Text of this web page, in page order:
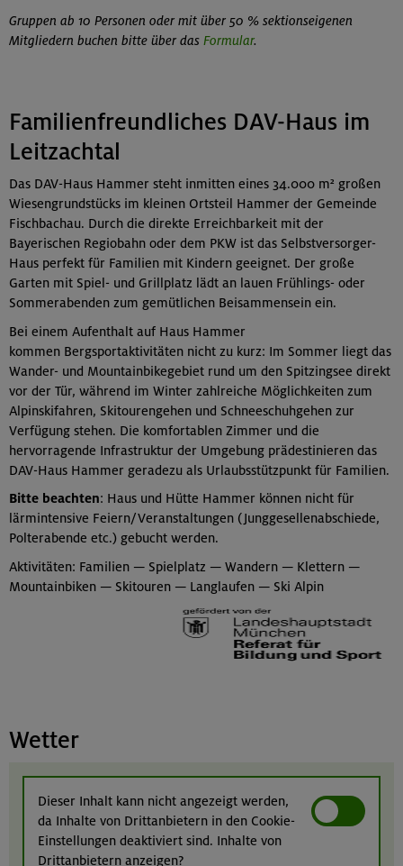
Gruppen ab 10 Personen oder mit über 50 % sektionseigenen
Mitgliedern buchen bitte über das Formular.
Familienfreundliches DAV-Haus im
Leitzachtal
Das DAV-Haus Hammer steht inmitten eines 34.000 m² großen
Wiesengrundstücks im kleinen Ortsteil Hammer der Gemeinde
Fischbachau. Durch die direkte Erreichbarkeit mit der
Bayerischen Regiobahn oder dem PKW ist das Selbstversorger-
Haus perfekt für Familien mit Kindern geeignet. Der große
Garten mit Spiel- und Grillplatz lädt an lauen Frühlings- oder
Sommerabenden zum gemütlichen Beisammensein ein.
Bei einem Aufenthalt auf Haus Hammer
kommen Bergsportaktivitäten nicht zu kurz: Im Sommer liegt das
Wander- und Mountainbikegebiet rund um den Spitzingsee direkt
vor der Tür, während im Winter zahlreiche Möglichkeiten zum
Alpinskifahren, Skitourengehen und Schneeschuhgehen zur
Verfügung stehen. Die komfortablen Zimmer und die
hervorragende Infrastruktur der Umgebung prädestinieren das
DAV-Haus Hammer geradezu als Urlaubsstützpunkt für Familien.
Bitte beachten: Haus und Hütte Hammer können nicht für
lärmintensive Feiern/Veranstaltungen (Junggesellenabschiede,
Polterabende etc.) gebucht werden.
Aktivitäten: Familien — Spielplatz — Wandern — Klettern —
Mountainbiken — Skitouren — Langlaufen — Ski Alpin
Wetter
Dieser Inhalt kann nicht angezeigt werden,
da Inhalte von Drittanbietern in den Cookie-
Einstellungen deaktiviert sind. Inhalte von
Drittanbietern anzeigen?